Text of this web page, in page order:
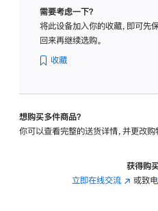
璃
转
的
需要考虑一下？
将此设备加入你的收藏，即可先
回来再继续选购。
收藏
想购买多件商品？
你可以查看完整的送货详情，并更改购
获得购
立即在线交流 (在 或致电